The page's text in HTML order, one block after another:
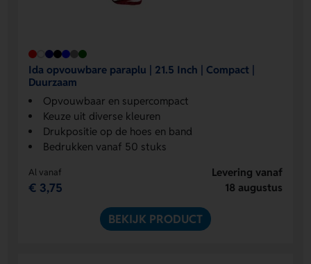
Ida opvouwbare paraplu | 21.5 Inch | Compact |
Duurzaam
Opvouwbaar en supercompact
Keuze uit diverse kleuren
Drukpositie op de hoes en band
Bedrukken vanaf 50 stuks
Al vanaf
€ 3,75
Levering vanaf
18 augustus
BEKIJK PRODUCT